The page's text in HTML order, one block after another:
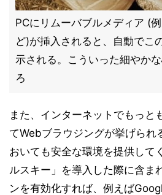
PCにリムーバブルメディア (
ど)が挿入されると、自動でこ
示される。こういった細やか
ろ
また、インターネットでもっと
てWebブラウジングが挙げられ
おいても安全な環境を提供して
ルスキー」を導入した際に含ま
ンを有効化すれば、例えば